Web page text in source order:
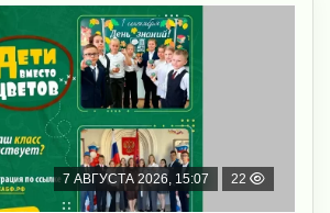
7 АВГУСТА 2026, 15:07 22